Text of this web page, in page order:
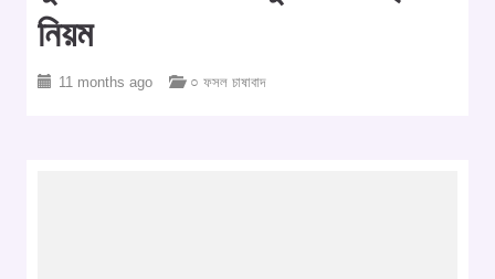
নিয়ম
11 months ago ○ ফসল চাষাবাদ